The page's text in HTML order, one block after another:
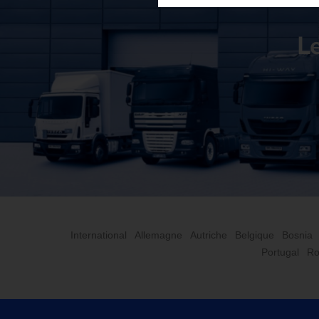
International Allemagne Autriche Belgique Bosnia
Portugal